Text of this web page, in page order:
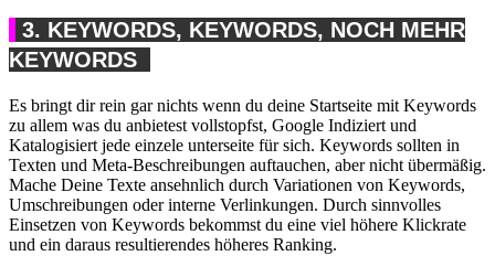
3. KEYWORDS, KEYWORDS, NOCH MEHR
KEYWORDS
Es bringt dir rein gar nichts wenn du deine Startseite mit Keywords
zu allem was du anbietest vollstopfst, Google Indiziert und
Katalogisiert jede einzele unterseite für sich. Keywords sollten in
Texten und Meta-Beschreibungen auftauchen, aber nicht übermäßig.
Mache Deine Texte ansehnlich durch Variationen von Keywords,
Umschreibungen oder interne Verlinkungen. Durch sinnvolles
Einsetzen von Keywords bekommst du eine viel höhere Klickrate
und ein daraus resultierendes höheres Ranking.